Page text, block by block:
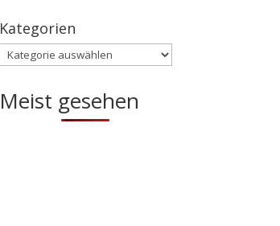
Kategorien
Kategorien
Meist gesehen